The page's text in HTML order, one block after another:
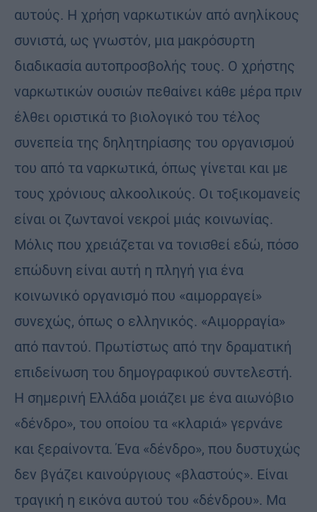
αυτούς. Η χρήση ναρκωτικών από ανηλίκους
συνιστά, ως γνωστόν, μια μακρόσυρτη
διαδικασία αυτοπροσβολής τους. Ο χρήστης
ναρκωτικών ουσιών πεθαίνει κάθε μέρα πριν
έλθει οριστικά το βιολογικό του τέλος
συνεπεία της δηλητηρίασης του οργανισμού
του από τα ναρκωτικά, όπως γίνεται και με
τους χρόνιους αλκοολικούς. Οι τοξικομανείς
είναι οι ζωντανοί νεκροί μιάς κοινωνίας.
Μόλις που χρειάζεται να τονισθεί εδώ, πόσο
επώδυνη είναι αυτή η πληγή για ένα
κοινωνικό οργανισμό που «αιμορραγεί»
συνεχώς, όπως ο ελληνικός. «Αιμορραγία»
από παντού. Πρωτίστως από την δραματική
επιδείνωση του δημογραφικού συντελεστή.
Η σημερινή Ελλάδα μοιάζει με ένα αιωνόβιο
«δένδρο», του οποίου τα «κλαριά» γερνάνε
και ξεραίνοντα. Ένα «δένδρο», που δυστυχώς
δεν βγάζει καινούργιους «βλαστούς». Είναι
τραγική η εικόνα αυτού του «δένδρου». Μα